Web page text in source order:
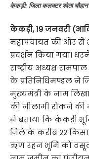
केकड़ी: जिला कलक्टर श्वेता
केकड़ी, 19 जनवरी
महापंचायत की ओर से
प्रदर्शन किया गया।
राष्ट्रीय अध्यक्ष
के प्रतिनिधिमण्डल ने
मुख्यमंत्री के नाम
की नीलामी रोकने की
ने बताया कि केकड़ी
जिले के करीब 22
ऋण रहन भूमि को